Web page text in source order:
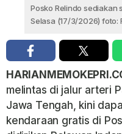
Posko Relindo sediakan
Selasa (17/3/2026) foto:
melintas di jalur arteri
Jawa Tengah, kini
kendaraan gratis di